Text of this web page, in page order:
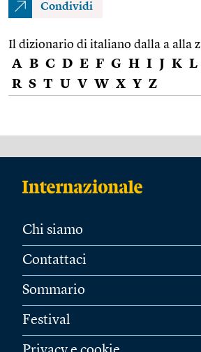
Condividi
Il dizionario di italiano dalla a alla z
A B C D E F G H I J K L
R S T U V W X Y Z
Chi siamo
Contattaci
Sommario
Festival